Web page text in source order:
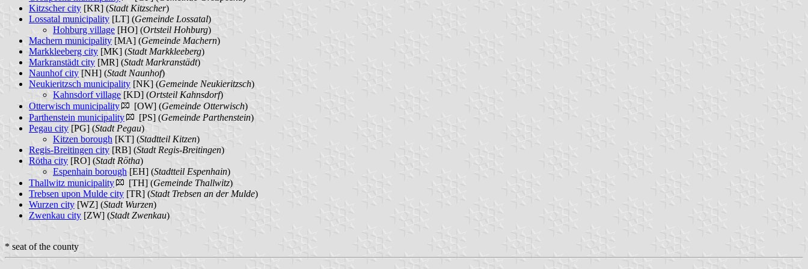
Kitzscher city [KR] (Stadt Kitzscher)
Lossatal municipality [LT] (Gemeinde Lossatal)
Hohburg village [HO] (Ortsteil Hohburg)
Machern municipality [MA] (Gemeinde Machern)
Markkleeberg city [MK] (Stadt Markkleeberg)
Markranstädt city [MR] (Stadt Markranstädt)
Naunhof city [NH] (Stadt Naunhof)
Neukieritzsch municipality [NK] (Gemeinde Neukieritzsch)
Kahnsdorf village [KD] (Ortsteil Kahnsdorf)
Otterwisch municipality
[OW] (Gemeinde Otterwisch)
Parthenstein municipality
[PS] (Gemeinde Parthenstein)
Pegau city [PG] (Stadt Pegau)
Kitzen borough [KT] (Stadtteil Kitzen)
Regis-Breitingen city [RB] (Stadt Regis-Breitingen)
Rötha city [RO] (Stadt Rötha)
Espenhain borough [EH] (Stadtteil Espenhain)
Thallwitz municipality
[TH] (Gemeinde Thallwitz)
Trebsen upon Mulde city [TR] (Stadt Trebsen an der Mulde)
Wurzen city [WZ] (Stadt Wurzen)
Zwenkau city [ZW] (Stadt Zwenkau)
* seat of the county